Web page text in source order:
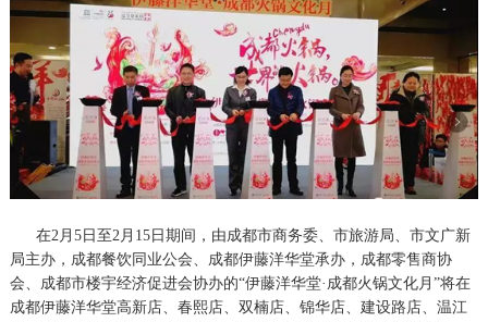
在2月5日至2月15日期间，由成都市商务委、市旅游局、市文广新
局主办，成都餐饮同业公会、成都伊藤洋华堂承办，成都零售商协
会、成都市楼宇经济促进会协办的“伊藤洋华堂·成都火锅文化月”将在
成都伊藤洋华堂高新店、春熙店、双楠店、锦华店、建设路店、温江